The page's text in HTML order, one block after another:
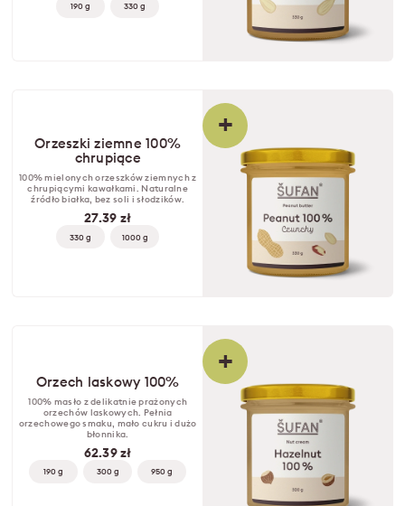
190 g 330 g
+
Orzeszki ziemne 100%
chrupiące
100% mielonych orzeszków ziemnych z
chrupiącymi kawałkami. Naturalne
źródło białka, bez soli i słodzików.
27.39 zł
330 g 1000 g
+
Orzech laskowy 100%
100% masło z delikatnie prażonych
orzechów laskowych. Pełnia
orzechowego smaku, mało cukru i dużo
błonnika.
62.39 zł
190 g 300 g 950 g